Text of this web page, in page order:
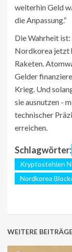
weiterhin Geld
die Anpassung.“
Die Wahrheit
Nordkorea jetzt
Raketen.
Gelder
Krieg. Und
sie ausnutzen -
technischer
erreichen.
Schlagwörter:
Kryptostehlen
Nordkorea
WEITERE